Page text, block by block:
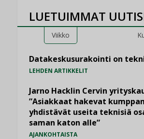
LUETUIMMAT
Viikko
Datakeskusurakointi on
LEHDEN ARTIKKELIT
Jarno Hacklin Cervin
”Asiakkaat hakevat
yhdistävät useita teknisiä
saman katon alle”
AJANKOHTAISTA